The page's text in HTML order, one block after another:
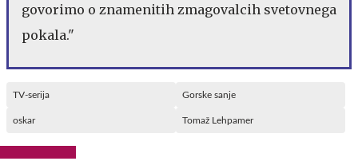
govorimo o znamenitih zmagovalcih svetovnega
pokala."
TV-serija Gorske sanje
oskar Tomaž Lehpamer